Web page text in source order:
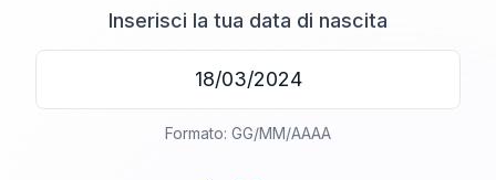
Inserisci la tua data di nascita
Formato: GG/MM/AAAA